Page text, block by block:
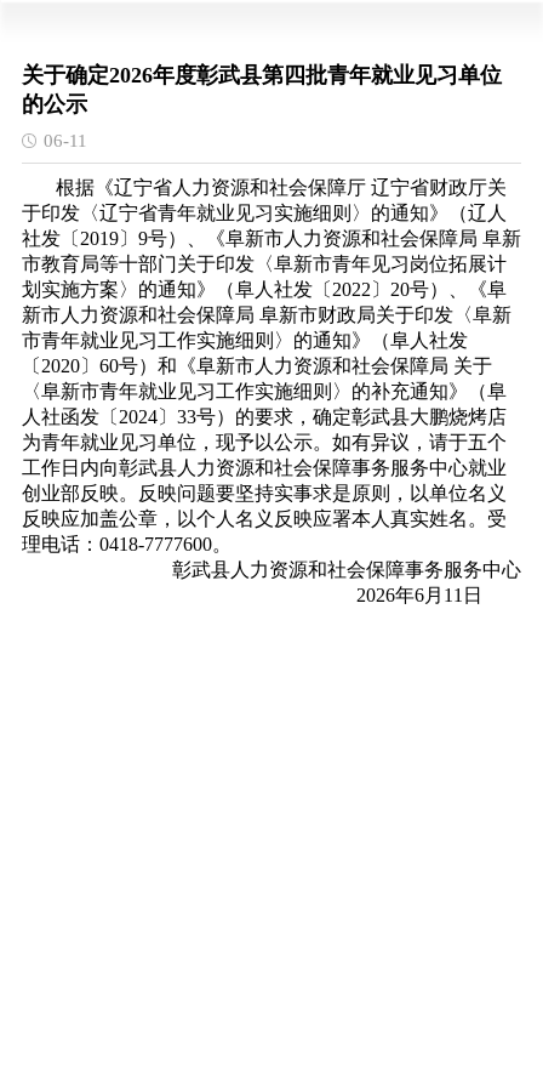
关于确定2026年度彰武县第四批青年就业见习单位
的公示
06-11
根据《辽宁省人力资源和社会保障厅 辽宁省财政厅关
于印发〈辽宁省青年就业见习实施细则〉的通知》（辽人
社发〔2019〕9号）、《阜新市人力资源和社会保障局 阜新
市教育局等十部门关于印发〈阜新市青年见习岗位拓展计
划实施方案〉的通知》（阜人社发〔2022〕20号）、《阜
新市人力资源和社会保障局 阜新市财政局关于印发〈阜新
市青年就业见习工作实施细则〉的通知》（阜人社发
〔2020〕60号）和《阜新市人力资源和社会保障局 关于
〈阜新市青年就业见习工作实施细则〉的补充通知》（阜
人社函发〔2024〕33号）的要求，确定彰武县大鹏烧烤店
为青年就业见习单位，现予以公示。如有异议，请于五个
工作日内向彰武县人力资源和社会保障事务服务中心就业
创业部反映。反映问题要坚持实事求是原则，以单位名义
反映应加盖公章，以个人名义反映应署本人真实姓名。受
理电话：0418-7777600。
彰武县人力资源和社会保障事务服务中心
2026年6月11日